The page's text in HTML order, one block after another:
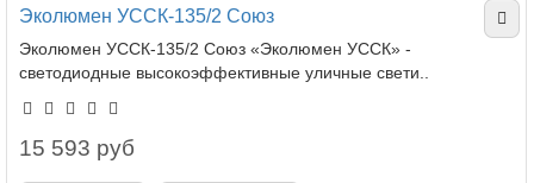
Эколюмен УССК-135/2 Союз
Эколюмен УССК-135/2 Союз «Эколюмен УССК» -
светодиодные высокоэффективные уличные свети..
15 593 руб